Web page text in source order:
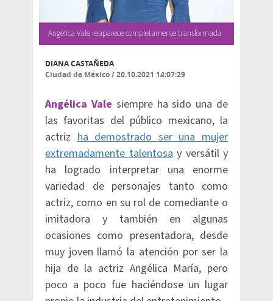
Angélica Vale reaparece completamente transformada
DIANA CASTAÑEDA
Ciudad de México/20.10.2021 14:07:29
Angélica Vale siempre ha sido una de
las favoritas del público mexicano, la
actrizha demostrado ser una mujer
extremadamente talentosay versátil y
ha logrado interpretar una enorme
variedad de personajes tanto como
actriz, como en su rol de comediante o
imitadora y también en algunas
ocasiones como presentadora, desde
muy joven llamó la atención por ser la
hija de la actriz Angélica María, pero
poco a poco fue haciéndose un lugar